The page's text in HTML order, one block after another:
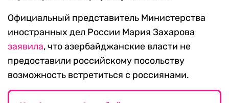
Официальный представитель Министерства
иностранных дел России Мария Захарова
заявила, что азербайджанские власти не
предоставили российскому посольству
возможность встретиться с россиянами.